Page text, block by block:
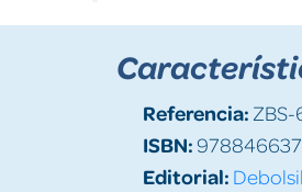
Referencia:
ISBN:
Editorial: